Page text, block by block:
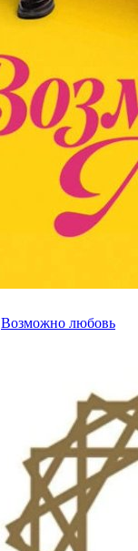
Возможно любовь